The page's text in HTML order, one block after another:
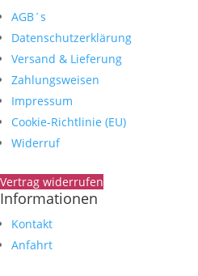
AGB´s
Datenschutzerklärung
Versand & Lieferung
Zahlungsweisen
Impressum
Cookie-Richtlinie (EU)
Widerruf
Vertrag widerrufen
Informationen
Kontakt
Anfahrt